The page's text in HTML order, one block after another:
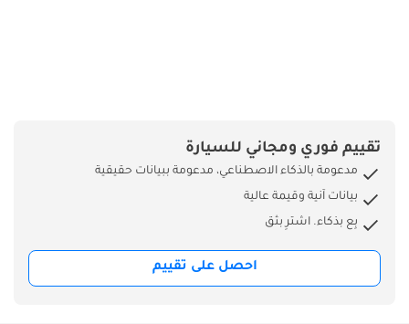
المنطقة. 2. شحن
وتوصيل سريع. 3.
أفضل أسعار شحن
لدينا فريق متخصص
لمساعدتكم
(إكسسوارات، توصيل
تقييم فوري ومجاني للسيارة
مدعومة بالذكاء الاصطناعي، مدعومة ببيانات حقيقية
بيانات آنية وقيمة عالية
بِع بذكاء. اشترِ بثق
احصل على تقييم